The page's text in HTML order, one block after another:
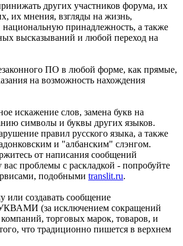
других участников форума, их
их мнения, взгляды на жизнь,
национальную принадлежность, а также
высказываний и любой переход на
ПО в любой форме, как прямые,
на возможность нахождения
искажение слов, замена букв на
символы и буквы других языков.
правил русского языка, а также
и "албанским" слэнгом.
от написания сообщений
проблемы с раскладкой - попробуйте
подобными translit.ru.
или создавать сообщение
(за исключением сокращений
торговых марок, товаров, и
что традиционно пишется в верхнем